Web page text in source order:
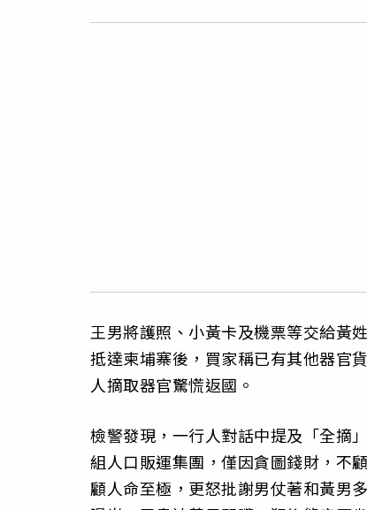
王男將護照、小黃卡及機票等交給黃
抵達柬埔寨後，買家稱已有其他器官
人摘取器官驚慌返國。
檢警發現，一行人對話中提及「全摘
組人口販運集團，僅因貪圖錢財，不
顧人命至極，更怒批謝男仗著和黃男